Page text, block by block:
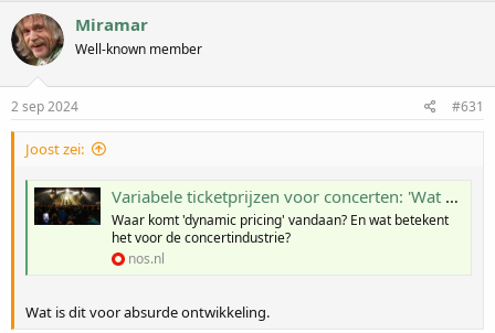
Miramar
Well-known member
2 sep 2024 #631
Joost zei:
Variabele ticketprijzen voor concerten: 'Wat de gek ervoor geeft'
Waar komt 'dynamic pricing' vandaan? En wat betekent
het voor de concertindustrie?
nos.nl
Wat is dit voor absurde ontwikkeling.